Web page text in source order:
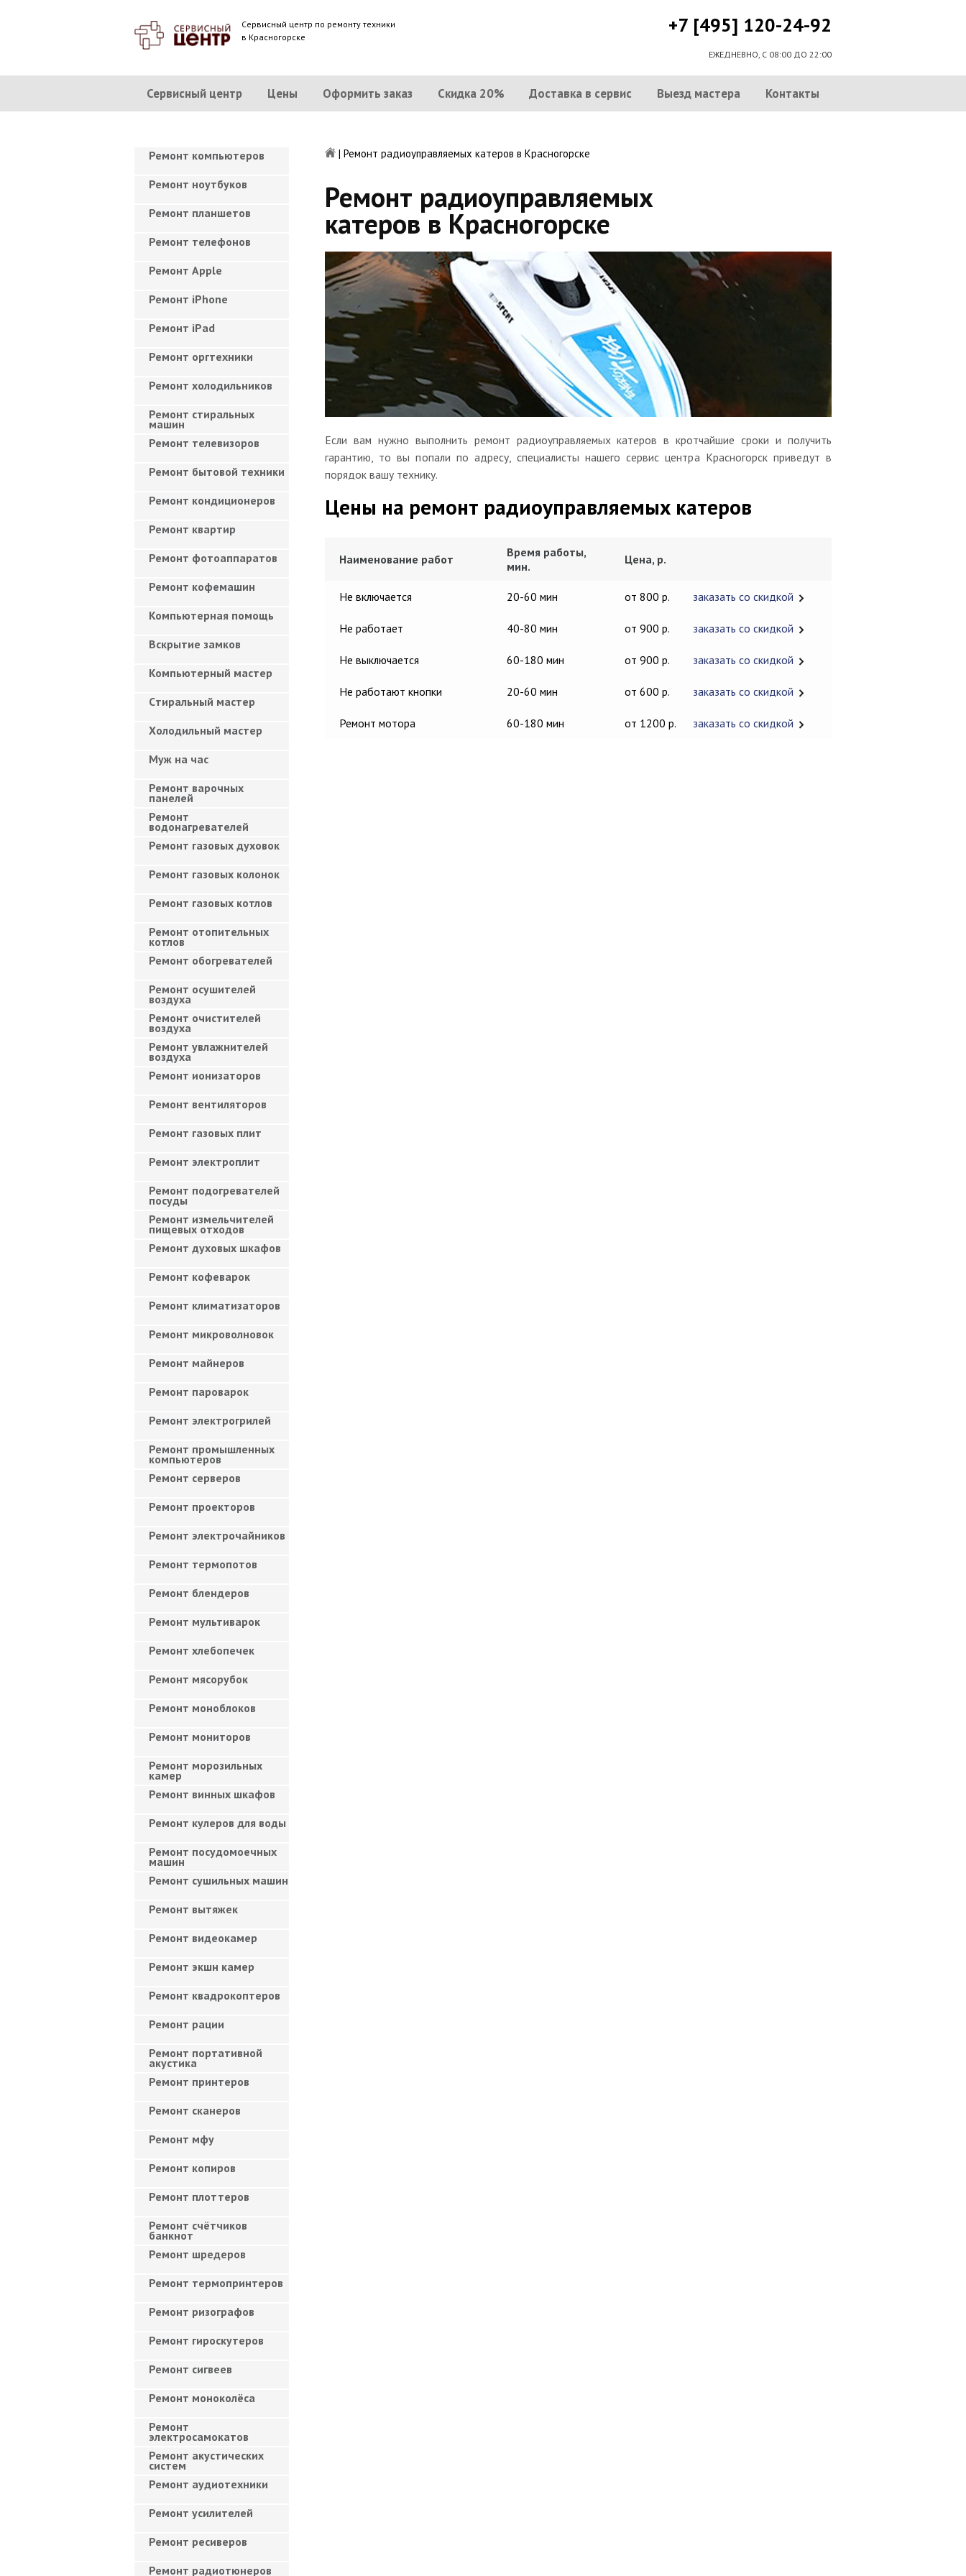
Сервисный центр по ремонту техники
в Красногорске
+7 [495] 120-24-92
ЕЖЕДНЕВНО, С 08:00 ДО 22:00
Сервисный центр Цены Оформить заказ Скидка 20% Доставка в сервис Выезд мастера Контакты
| Ремонт радиоуправляемых катеров в Красногорске
Ремонт радиоуправляемых
катеров в Красногорске
Если вам нужно выполнить ремонт радиоуправляемых катеров в кротчайшие сроки и получить
гарантию, то вы попали по адресу, специалисты нашего сервис центра Красногорск приведут в
порядок вашу технику.
Цены на ремонт радиоуправляемых катеров
Наименование работ
Время работы,
мин.
Цена, р.
Не включается 20-60 мин от 800 р. заказать со скидкой
Не работает 40-80 мин от 900 р. заказать со скидкой
Не выключается 60-180 мин от 900 р. заказать со скидкой
Не работают кнопки 20-60 мин от 600 р. заказать со скидкой
Ремонт мотора 60-180 мин от 1200 р. заказать со скидкой
Ремонт компьютеров
Ремонт ноутбуков
Ремонт планшетов
Ремонт телефонов
Ремонт Apple
Ремонт iPhone
Ремонт iPad
Ремонт оргтехники
Ремонт холодильников
Ремонт стиральных
машин
Ремонт телевизоров
Ремонт бытовой техники
Ремонт кондиционеров
Ремонт квартир
Ремонт фотоаппаратов
Ремонт кофемашин
Компьютерная помощь
Вскрытие замков
Компьютерный мастер
Cтиральный мастер
Холодильный мастер
Муж на час
Ремонт варочных
панелей
Ремонт
водонагревателей
Ремонт газовых духовок
Ремонт газовых колонок
Ремонт газовых котлов
Ремонт отопительных
котлов
Ремонт обогревателей
Ремонт осушителей
воздуха
Ремонт очистителей
воздуха
Ремонт увлажнителей
воздуха
Ремонт ионизаторов
Ремонт вентиляторов
Ремонт газовых плит
Ремонт электроплит
Ремонт подогревателей
посуды
Ремонт измельчителей
пищевых отходов
Ремонт духовых шкафов
Ремонт кофеварок
Ремонт климатизаторов
Ремонт микроволновок
Ремонт майнеров
Ремонт пароварок
Ремонт электрогрилей
Ремонт промышленных
компьютеров
Ремонт серверов
Ремонт проекторов
Ремонт электрочайников
Ремонт термопотов
Ремонт блендеров
Ремонт мультиварок
Ремонт хлебопечек
Ремонт мясорубок
Ремонт моноблоков
Ремонт мониторов
Ремонт морозильных
камер
Ремонт винных шкафов
Ремонт кулеров для воды
Ремонт посудомоечных
машин
Ремонт сушильных машин
Ремонт вытяжек
Ремонт видеокамер
Ремонт экшн камер
Ремонт квадрокоптеров
Ремонт рации
Ремонт портативной
акустика
Ремонт принтеров
Ремонт сканеров
Ремонт мфу
Ремонт копиров
Ремонт плоттеров
Ремонт счётчиков
банкнот
Ремонт шредеров
Ремонт термопринтеров
Ремонт ризографов
Ремонт гироскутеров
Ремонт сигвеев
Ремонт моноколёса
Ремонт
электросамокатов
Ремонт акустических
систем
Ремонт аудиотехники
Ремонт усилителей
Ремонт ресиверов
Ремонт радиотюнеров